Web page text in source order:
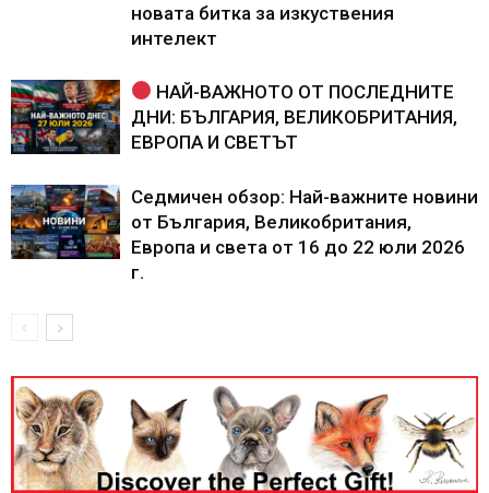
новата битка за изкуствения
интелект
НАЙ-ВАЖНОТО ОТ ПОСЛЕДНИТЕ
ДНИ: БЪЛГАРИЯ, ВЕЛИКОБРИТАНИЯ,
ЕВРОПА И СВЕТЪТ
Седмичен обзор: Най-важните новини
от България, Великобритания,
Европа и света от 16 до 22 юли 2026
г.